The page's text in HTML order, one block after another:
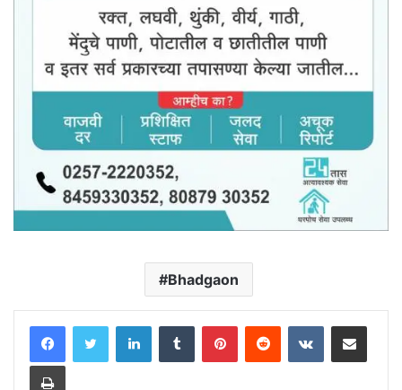
Bhadgaon
LinkedInTumblr PinterestReddit VKontakteShare via Email
Print